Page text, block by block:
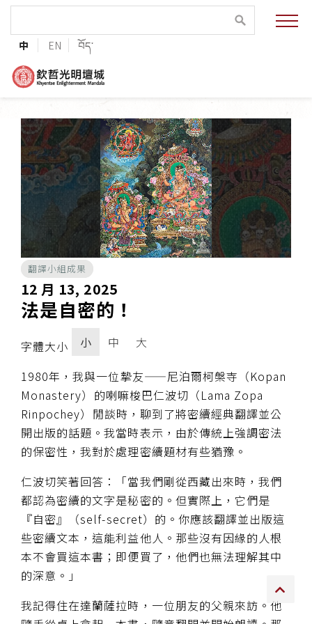
中 EN བོད་
緣起與願景
法王與上師的祝福
護持協會
培植福田
加入志工
巴麥欽哲傳承
第三世巴麥欽哲仁波切
傳承上師授證
專書與譯著
*巴麥寺與麥青寺的聯合聲明
尊貴上師珍寶開示
巴麥欽哲珍寶開示
前行開示文集
媒體影音集
翻譯小組成果
12 月 13, 2025
法是自密的！
字體大小 小 中 大
1980年，我與一位摯友——尼泊爾柯槃寺（Kopan
Monastery）的喇嘛梭巴仁波切（Lama Zopa
Rinpochey）閒談時，聊到了將密續經典翻譯並公
開出版的話題。我當時表示，由於傳統上強調密法
的保密性，我對於處理密續題材有些猶豫。
仁波切笑著回答：「當我們剛從西藏出來時，我們
都認為密續的文字是秘密的。但實際上，它們是
『自密』（self-secret）的。你應該翻譯並出版這
些密續文本，這能利益他人。那些沒有因緣的人根
本不會買這本書；即便買了，他們也無法理解其中
的深意。」
我記得住在達蘭薩拉時，一位朋友的父親來訪。他